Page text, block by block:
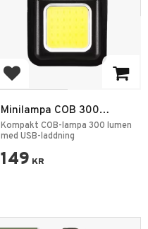
Lägg till i favoriter
Minilampa COB 300
Lumen USB
Kompakt COB-lampa 300 lumen
med USB-laddning
149 KR